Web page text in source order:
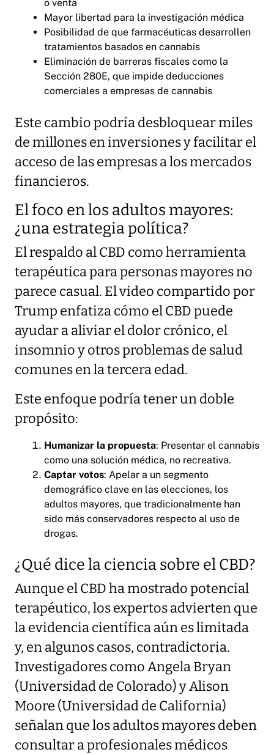
o venta
Mayor libertad para la investigación médica
Posibilidad de que farmacéuticas desarrollen
tratamientos basados en cannabis
Eliminación de barreras fiscales como la
Sección 280E, que impide deducciones
comerciales a empresas de cannabis
Este cambio podría desbloquear miles
de millones en inversiones y facilitar el
acceso de las empresas a los mercados
financieros.
El foco en los adultos mayores:
¿una estrategia política?
El respaldo al CBD como herramienta
terapéutica para personas mayores no
parece casual. El video compartido por
Trump enfatiza cómo el CBD puede
ayudar a aliviar el dolor crónico, el
insomnio y otros problemas de salud
comunes en la tercera edad.
Este enfoque podría tener un doble
propósito:
Humanizar la propuesta: Presentar el cannabis
como una solución médica, no recreativa.
Captar votos: Apelar a un segmento
demográfico clave en las elecciones, los
adultos mayores, que tradicionalmente han
sido más conservadores respecto al uso de
drogas.
¿Qué dice la ciencia sobre el CBD?
Aunque el CBD ha mostrado potencial
terapéutico, los expertos advierten que
la evidencia científica aún es limitada
y, en algunos casos, contradictoria.
Investigadores como Angela Bryan
(Universidad de Colorado) y Alison
Moore (Universidad de California)
señalan que los adultos mayores deben
consultar a profesionales médicos